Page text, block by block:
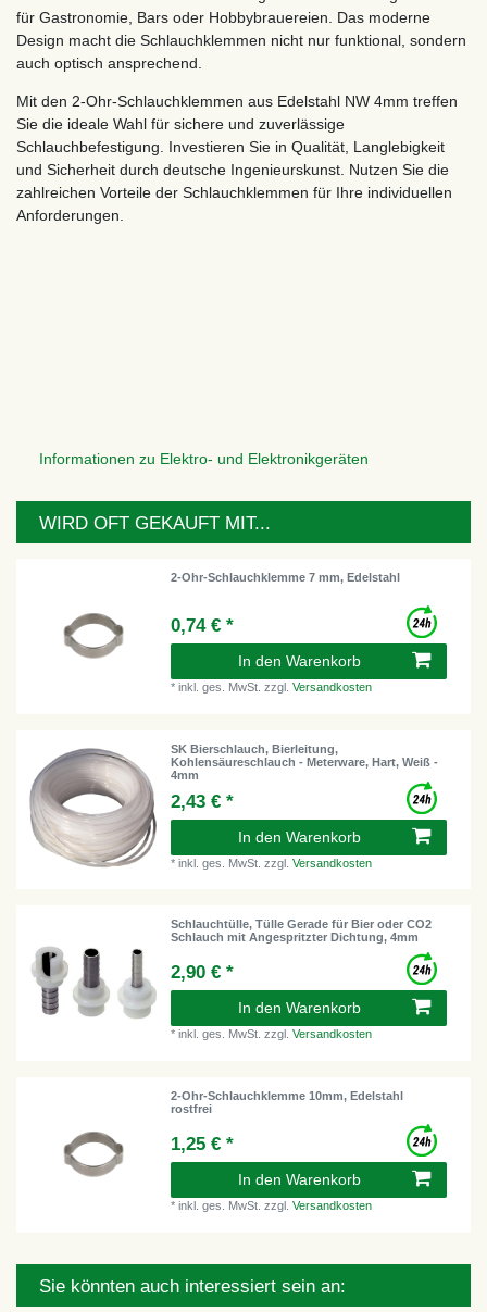
für Gastronomie, Bars oder Hobbybrauereien. Das moderne
Design macht die Schlauchklemmen nicht nur funktional, sondern
auch optisch ansprechend.
Mit den 2-Ohr-Schlauchklemmen aus Edelstahl NW 4mm treffen
Sie die ideale Wahl für sichere und zuverlässige
Schlauchbefestigung. Investieren Sie in Qualität, Langlebigkeit
und Sicherheit durch deutsche Ingenieurskunst. Nutzen Sie die
zahlreichen Vorteile der Schlauchklemmen für Ihre individuellen
Anforderungen.
Informationen zu Elektro- und Elektronikgeräten
WIRD OFT GEKAUFT MIT...
2-Ohr-Schlauchklemme 7 mm, Edelstahl
0,74 € *
In den Warenkorb
*inkl. ges. MwSt. zzgl.Versandkosten
SK Bierschlauch, Bierleitung,
Kohlensäureschlauch - Meterware, Hart, Weiß -
4mm
2,43 € *
In den Warenkorb
*inkl. ges. MwSt. zzgl.Versandkosten
Schlauchtülle, Tülle Gerade für Bier oder CO2
Schlauch mit Angespritzter Dichtung, 4mm
2,90 € *
In den Warenkorb
*inkl. ges. MwSt. zzgl.Versandkosten
2-Ohr-Schlauchklemme 10mm, Edelstahl
rostfrei
1,25 € *
In den Warenkorb
*inkl. ges. MwSt. zzgl.Versandkosten
Sie könnten auch interessiert sein an: